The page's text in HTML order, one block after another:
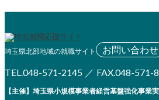
埼玉県北部地域の就職サイト お問い合わせ
TEL.048-571-2145 ／ FAX.048-571-
【主催】埼玉県小規模事業者経営基盤強化事業